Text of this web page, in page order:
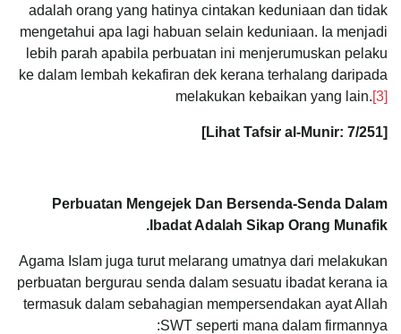
adalah orang yang hatinya cintakan keduniaan dan tidak
mengetahui apa lagi habuan selain keduniaan. Ia menjadi
lebih parah apabila perbuatan ini menjerumuskan pelaku
ke dalam lembah kekafiran dek kerana terhalang daripada
melakukan kebaikan yang lain.[3]
[Lihat Tafsir al-Munir: 7/251]
Perbuatan Mengejek Dan Bersenda-Senda Dalam
Ibadat Adalah Sikap Orang Munafik.
Agama Islam juga turut melarang umatnya dari melakukan
perbuatan bergurau senda dalam sesuatu ibadat kerana ia
termasuk dalam sebahagian mempersendakan ayat Allah
SWT seperti mana dalam firmannya: